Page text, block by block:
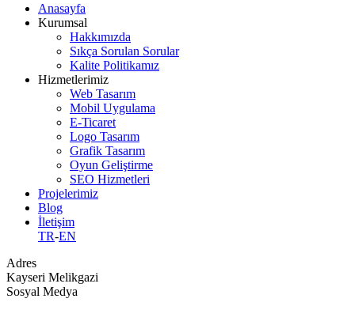
Anasayfa
Kurumsal
Hakkımızda
Sıkça Sorulan Sorular
Kalite Politikamız
Hizmetlerimiz
Web Tasarım
Mobil Uygulama
E-Ticaret
Logo Tasarım
Grafik Tasarım
Oyun Geliştirme
SEO Hizmetleri
Projelerimiz
Blog
İletişim
TR-EN
Adres
Kayseri Melikgazi
Sosyal Medya